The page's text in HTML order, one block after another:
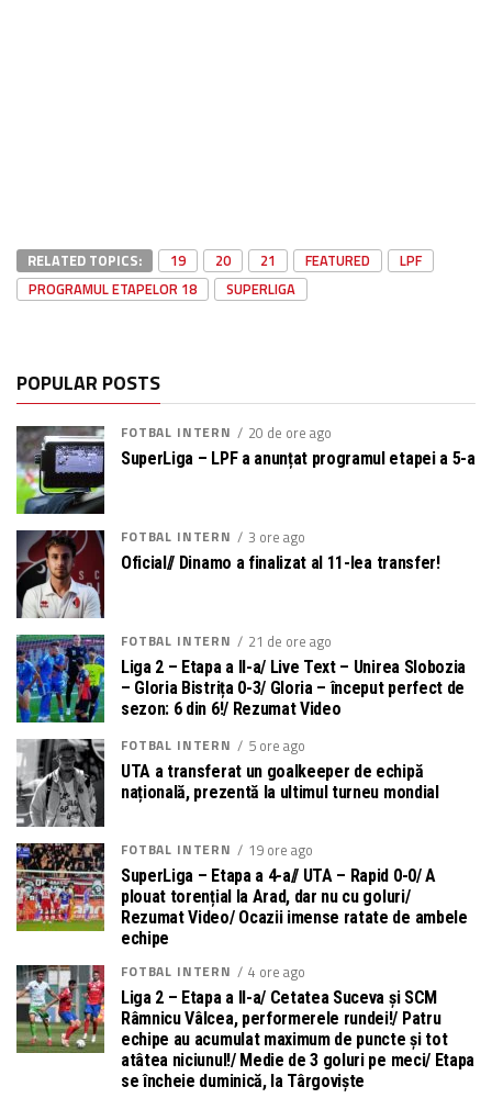
RELATED TOPICS: 19 20 21 FEATURED
LPF
PROGRAMUL ETAPELOR 18
SUPERLIGA
POPULAR POSTS
FOTBAL INTERN 20 de ore ago
SuperLiga – LPF a anunțat programul etapei a 5-a
FOTBAL INTERN 3 ore ago
Oficial// Dinamo a finalizat al 11-lea transfer!
FOTBAL INTERN 21 de ore ago
Liga 2 – Etapa a II-a/ Live Text – Unirea Slobozia
– Gloria Bistrița 0-3/ Gloria – început perfect de
sezon: 6 din 6!/ Rezumat Video
FOTBAL INTERN
5 ore ago
UTA a transferat un goalkeeper de echipă
națională, prezentă la ultimul turneu mondial
FOTBAL INTERN 19 ore ago
SuperLiga – Etapa a 4-a// UTA – Rapid 0-0/ A
plouat torențial la Arad, dar nu cu goluri/
Rezumat Video/ Ocazii imense ratate de ambele
echipe
FOTBAL INTERN
4 ore ago
Liga 2 – Etapa a II-a/ Cetatea Suceva și SCM
Râmnicu Vâlcea, performerele rundei!/ Patru
echipe au acumulat maximum de puncte și tot
atâtea niciunul!/ Medie de 3 goluri pe meci/ Etapa
se încheie duminică, la Târgoviște